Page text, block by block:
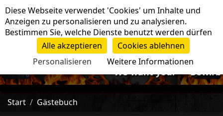
Navigation
-=>We want you!<=- Bewirb
Start Gästebuch
Cookie-Einstellungen
Diese Webseite verwendet 'Cookies' um Inhalte und
Anzeigen zu personalisieren und zu analysieren.
Bestimmen Sie, welche Dienste benutzt werden dürfen
Alle akzeptieren
Cookies ablehnen
Personalisieren
Weitere Informationen